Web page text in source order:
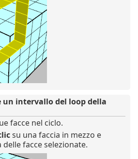
un intervallo del loop della
facce nel ciclo.
su una faccia in mezzo e
delle facce selezionate.